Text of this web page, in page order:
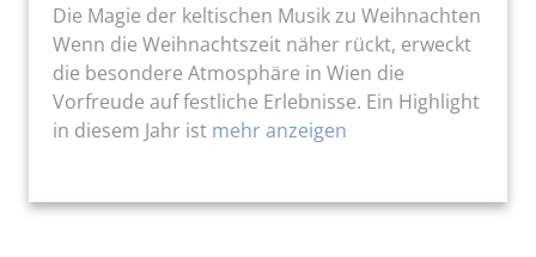
Die Magie der keltischen Musik zu Weihnachten
Wenn die Weihnachtszeit näher rückt, erweckt
die besondere Atmosphäre in Wien die
Vorfreude auf festliche Erlebnisse. Ein Highlight
in diesem Jahr ist mehr anzeigen